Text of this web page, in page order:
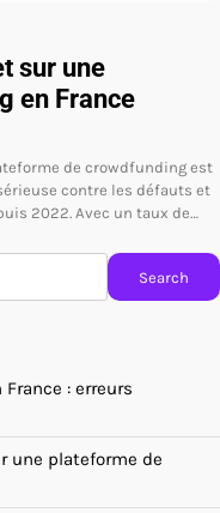
sur une
en France
de crowdfunding est
contre les défauts et
2022. Avec un taux de…
Search
: erreurs
une plateforme de